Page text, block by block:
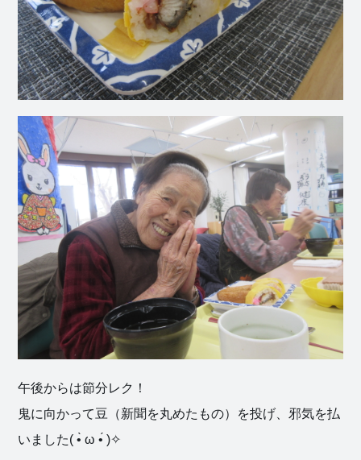
午後からは節分レク！
鬼に向かって豆（新聞を丸めたもの）を投げ、邪気を払
いました( •̀ ω •́ )✧